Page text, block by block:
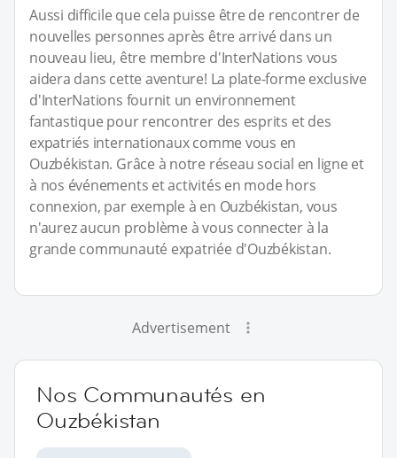
Aussi difficile que cela puisse être de rencontrer de
nouvelles personnes après être arrivé dans un
nouveau lieu, être membre d'InterNations vous
aidera dans cette aventure! La plate-forme exclusive
d'InterNations fournit un environnement
fantastique pour rencontrer des esprits et des
expatriés internationaux comme vous en
Ouzbékistan. Grâce à notre réseau social en ligne et
à nos événements et activités en mode hors
connexion, par exemple à en Ouzbékistan, vous
n'aurez aucun problème à vous connecter à la
grande communauté expatriée d'Ouzbékistan.
Advertisement
Nos Communautés en
Ouzbékistan